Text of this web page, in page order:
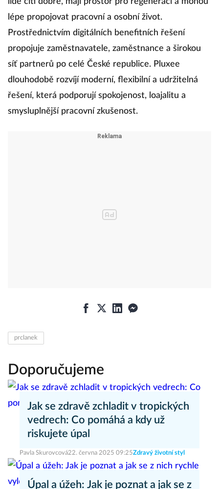
lépe propojovat pracovní a osobní život.
Prostřednictvím digitálních benefitních řešení
propojuje zaměstnavatele, zaměstnance a širokou
síť partnerů po celé České republice. Pluxee
dlouhodobě rozvíjí moderní, flexibilní a udržitelná
řešení, která podporují spokojenost, loajalitu a
smysluplnější pracovní zkušenost.
prclanek
Doporučujeme
Jak se zdravě zchladit v tropických
vedrech: Co pomáhá a kdy už
riskujete úpal
Pavla Skurovcová22. června 2025 09:25Zdravý životní styl
Úpal a úžeh: Jak je poznat a jak se z